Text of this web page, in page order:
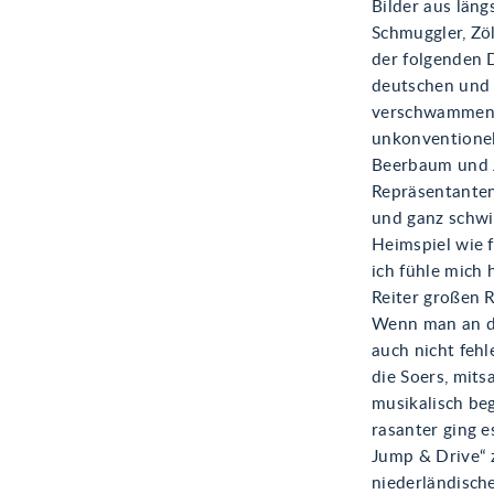
Bilder aus
Schmuggler,
der folgenden
deutschen
Beerbaum
und ganz
Heimspiel wie
ich fühle mich
Reiter großen
Wenn man an
auch nicht
die Soers,
musikalisch
rasanter ging
Jump &